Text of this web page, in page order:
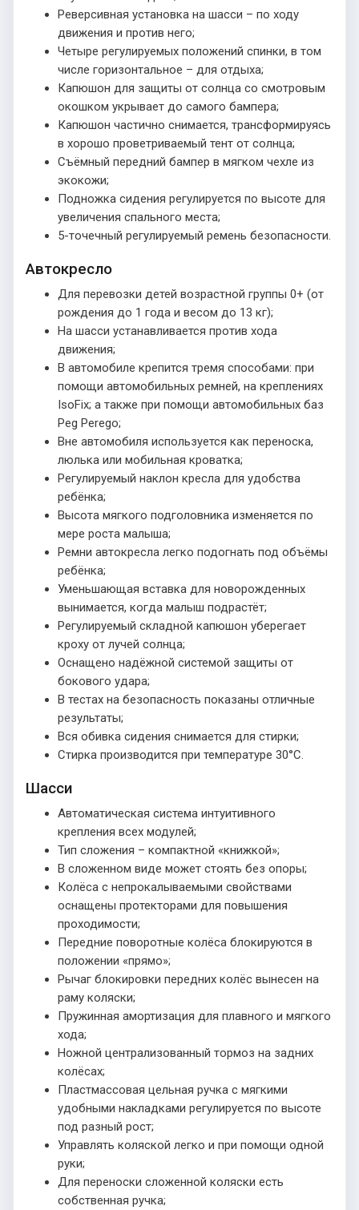
Реверсивная установка на шасси – по ходу
движения и против него;
Четыре регулируемых положений спинки, в том
числе горизонтальное – для отдыха;
Капюшон для защиты от солнца со смотровым
окошком укрывает до самого бампера;
Капюшон частично снимается, трансформируясь
в хорошо проветриваемый тент от солнца;
Съёмный передний бампер в мягком чехле из
экокожи;
Подножка сидения регулируется по высоте для
увеличения спального места;
5-точечный регулируемый ремень безопасности.
Автокресло
Для перевозки детей возрастной группы 0+ (от
рождения до 1 года и весом до 13 кг);
На шасси устанавливается против хода
движения;
В автомобиле крепится тремя способами: при
помощи автомобильных ремней, на креплениях
IsoFix; а также при помощи автомобильных баз
Peg Perego;
Вне автомобиля используется как переноска,
люлька или мобильная кроватка;
Регулируемый наклон кресла для удобства
ребёнка;
Высота мягкого подголовника изменяется по
мере роста малыша;
Ремни автокресла легко подогнать под объёмы
ребёнка;
Уменьшающая вставка для новорожденных
вынимается, когда малыш подрастёт;
Регулируемый складной капюшон уберегает
кроху от лучей солнца;
Оснащено надёжной системой защиты от
бокового удара;
В тестах на безопасность показаны отличные
результаты;
Вся обивка сидения снимается для стирки;
Стирка производится при температуре 30°С.
Шасси
Автоматическая система интуитивного
крепления всех модулей;
Тип сложения – компактной «книжкой»;
В сложенном виде может стоять без опоры;
Колёса с непрокалываемыми свойствами
оснащены протекторами для повышения
проходимости;
Передние поворотные колёса блокируются в
положении «прямо»;
Рычаг блокировки передних колёс вынесен на
раму коляски;
Пружинная амортизация для плавного и мягкого
хода;
Ножной централизованный тормоз на задних
колёсах;
Пластмассовая цельная ручка с мягкими
удобными накладками регулируется по высоте
под разный рост;
Управлять коляской легко и при помощи одной
руки;
Для переноски сложенной коляски есть
собственная ручка;